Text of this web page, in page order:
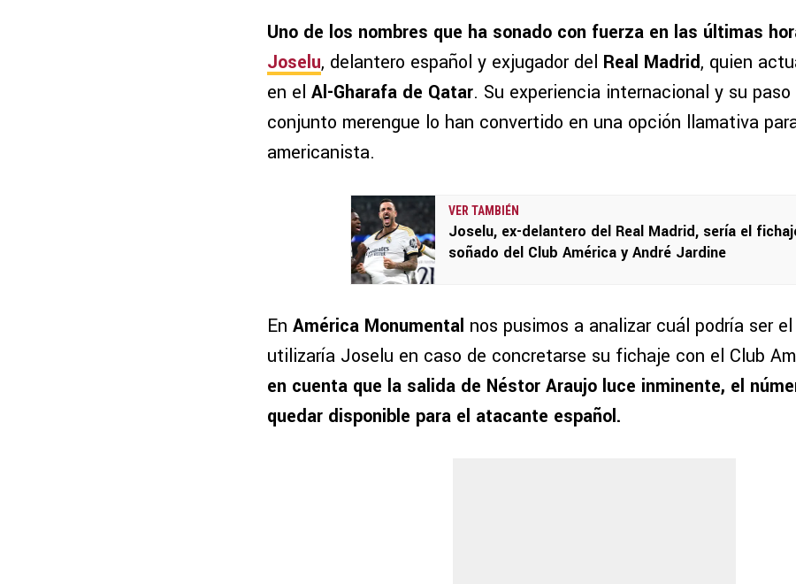
Uno de los nombres que ha sonado con fuerza en las últimas
Joselu, delantero español y exjugador del Real Madrid, quien
en el Al-Gharafa de Qatar. Su experiencia internacional y su
conjunto merengue lo han convertido en una opción llamativa
americanista.
VER TAMBIÉN
Joselu, ex-delantero del Real Madrid, sería el
soñado del Club América y André Jardine
En América Monumental nos pusimos a analizar cuál podría ser
utilizaría Joselu en caso de concretarse su fichaje con el Club
en cuenta que la salida de Néstor Araujo luce inminente, el
quedar disponible para el atacante español.